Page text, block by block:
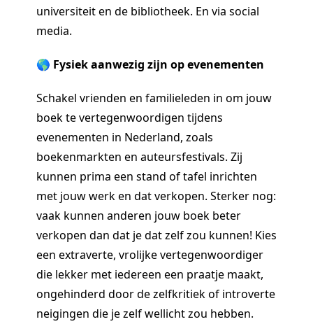
universiteit en de bibliotheek. En via social
media.
🌎 Fysiek aanwezig zijn op evenementen
Schakel vrienden en familieleden in om jouw
boek te vertegenwoordigen tijdens
evenementen in Nederland, zoals
boekenmarkten en auteursfestivals. Zij
kunnen prima een stand of tafel inrichten
met jouw werk en dat verkopen. Sterker nog:
vaak kunnen anderen jouw boek beter
verkopen dan dat je dat zelf zou kunnen! Kies
een extraverte, vrolijke vertegenwoordiger
die lekker met iedereen een praatje maakt,
ongehinderd door de zelfkritiek of introverte
neigingen die je zelf wellicht zou hebben.